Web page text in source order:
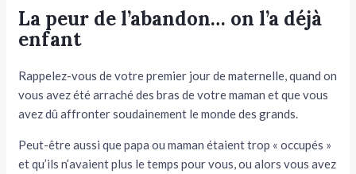
La peur de l’abandon… on l’a déjà
enfant
Rappelez-vous de votre premier jour de maternelle, quand on
vous avez été arraché des bras de votre maman et que vous
avez dû affronter soudainement le monde des grands.
Peut-être aussi que papa ou maman étaient trop « occupés »
et qu’ils n’avaient plus le temps pour vous, ou alors vous avez